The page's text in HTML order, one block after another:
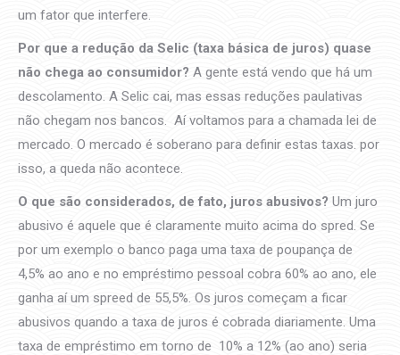
um fator que interfere.
Por que a redução da Selic (taxa básica de juros) quase
não chega ao consumidor? A gente está vendo que há um
descolamento. A Selic cai, mas essas reduções paulativas
não chegam nos bancos. Aí voltamos para a chamada lei de
mercado. O mercado é soberano para definir estas taxas. por
isso, a queda não acontece.
O que são considerados, de fato, juros abusivos? Um juro
abusivo é aquele que é claramente muito acima do spred. Se
por um exemplo o banco paga uma taxa de poupança de
4,5% ao ano e no empréstimo pessoal cobra 60% ao ano, ele
ganha aí um spreed de 55,5%. Os juros começam a ficar
abusivos quando a taxa de juros é cobrada diariamente. Uma
taxa de empréstimo em torno de 10% a 12% (ao ano) seria